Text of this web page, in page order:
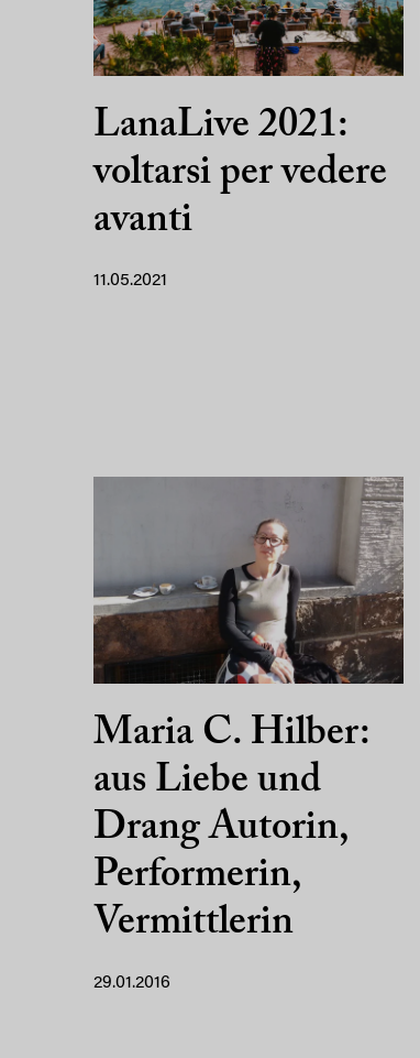
LanaLive 2021:
voltarsi per vedere
avanti
11.05.2021
Maria C. Hilber:
aus Liebe und
Drang Autorin,
Performerin,
Vermittlerin
29.01.2016